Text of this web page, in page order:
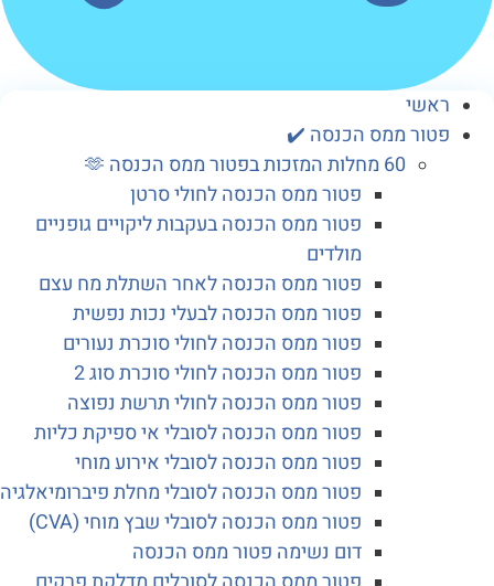
ראשי
פטור ממס הכנסה ✔️
60 מחלות המזכות בפטור ממס הכנסה 🫶
פטור ממס הכנסה לחולי סרטן
פטור ממס הכנסה בעקבות ליקויים גופניים
מולדים
פטור ממס הכנסה לאחר השתלת מח עצם
פטור ממס הכנסה לבעלי נכות נפשית
פטור ממס הכנסה לחולי סוכרת נעורים
פטור ממס הכנסה לחולי סוכרת סוג 2
פטור ממס הכנסה לחולי תרשת נפוצה
פטור ממס הכנסה לסובלי אי ספיקת כליות
פטור ממס הכנסה לסובלי אירוע מוחי
פטור ממס הכנסה לסובלי מחלת פיברומיאלגיה
פטור ממס הכנסה לסובלי שבץ מוחי (CVA)
דום נשימה פטור ממס הכנסה